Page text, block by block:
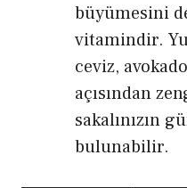
büyümesini
vitamindir.
ceviz,
açısından
sakalınızın
bulunabilir.